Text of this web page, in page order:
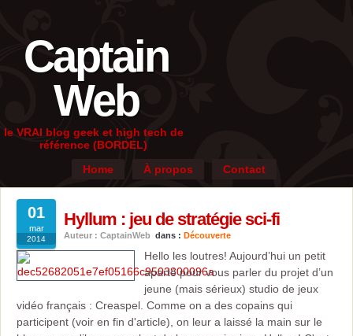
Captain
Web
le VRAI blog geek et high tech de
référence (BORDEL)
Home
À propos Contact
01
mar
2014
Hyllum : jeu de stratégie sci-fi
Auteur : CaptainWeb dans : Découverte
Hello les loutres! Aujourd’hui un petit
aparté pour vous parler du projet d’un
jeune (mais sérieux) studio de jeux
vidéo français : Creaspel. Comme on a des copains qui
participent (voir en fin d'article), on leur a laissé la main sur le